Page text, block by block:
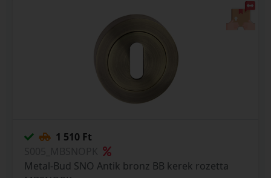
1 510 Ft
Metal-Bud SNO Antik bronz BB kerek rozetta